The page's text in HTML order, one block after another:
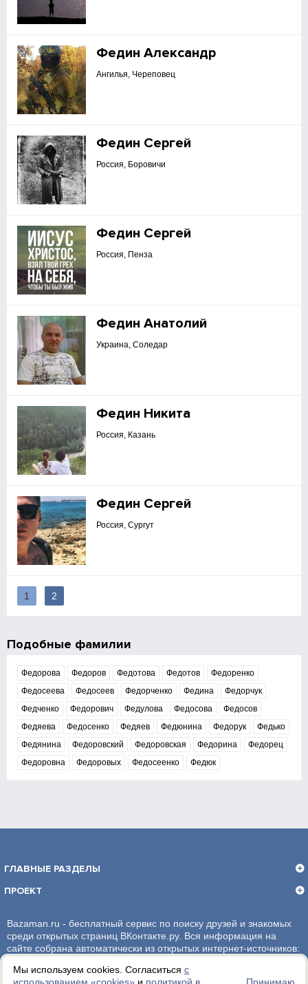
Мы используем cookies. Согласиться с
Федин Александр
Ангилья, Череповец
Федин Сергей
Россия, Боровичи
Федин Сергей
Россия, Пенза
Федин Анатолий
Украина, Соледар
Федин Никита
Россия, Казань
Федин Сергей
Россия, Сургут
1 2
Подобные фамилии
Федорова Федоров Федотова Федотов
Федоренко
Федосеева
Федосеев Федорченко Федина
Федорчук
Федченко
Федорович Федулова Федосова
Федосов
Федяева
Федосенко Федяев Федюнина Федорук
Федько
Федянина
Федоровский Федоровская Федорина
Федорец
Федоровна
Федоровых Федосеенко Федюк
ГЛАВНЫЕ РАЗДЕЛЫ
ПРОЕКТ
Bazaman.ru - бесплатный сервис по поиску друзей и знакомых
среди открытых страниц ВКонтакте.ру. Вся информация на
сайте собрана автоматически из открытых интернет-источников:
администрация сайта ответственности не несет.